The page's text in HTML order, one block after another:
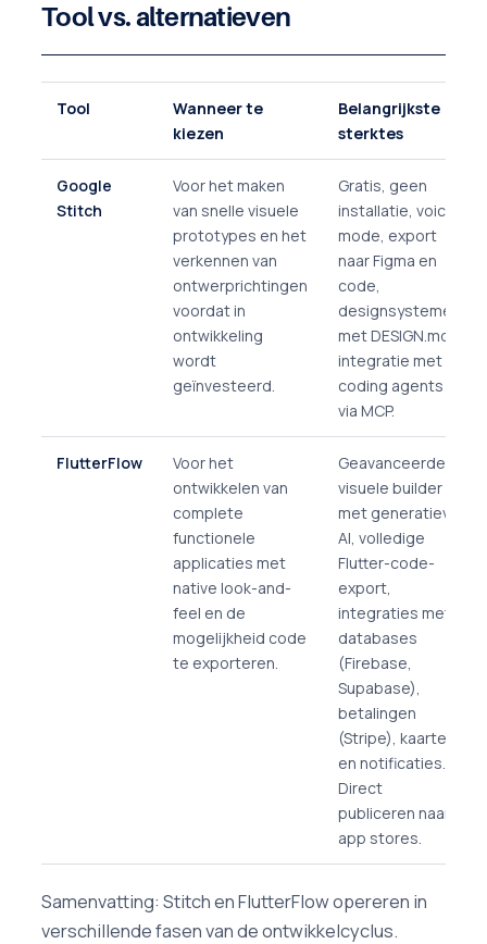
Tool vs. alternatieven
Tool
Wanneer te
kiezen
Belangrijkste
sterktes
Google
Stitch
Voor het maken
van snelle visuele
prototypes en het
verkennen van
ontwerprichtingen
voordat in
ontwikkeling
wordt
geïnvesteerd.
Gratis, geen
installatie, voice
mode, export
naar Figma en
code,
designsystemen
met DESIGN.md,
integratie met
coding agents
via MCP.
FlutterFlow
Voor het
ontwikkelen van
complete
functionele
applicaties met
native look-and-
feel en de
mogelijkheid code
te exporteren.
Geavanceerde
visuele builder
met generatieve
AI, volledige
Flutter-code-
export,
integraties met
databases
(Firebase,
Supabase),
betalingen
(Stripe), kaarten
en notificaties.
Direct
publiceren naar
app stores.
Samenvatting: Stitch en FlutterFlow opereren in
verschillende fasen van de ontwikkelcyclus.